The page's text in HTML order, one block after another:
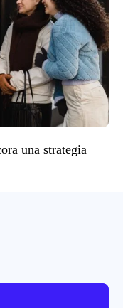
una strategia